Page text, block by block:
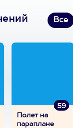
Все
59
Полет на
параплане